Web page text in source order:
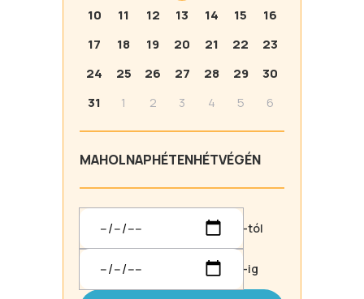
10
11 12 13 14 15
16
17
18 19 20 21 22
23
24
25 26 27 28 29
30
31
1 2 3 4 5 6
MAHOLNAPHÉTENHÉTVÉGÉN
-tól
-ig